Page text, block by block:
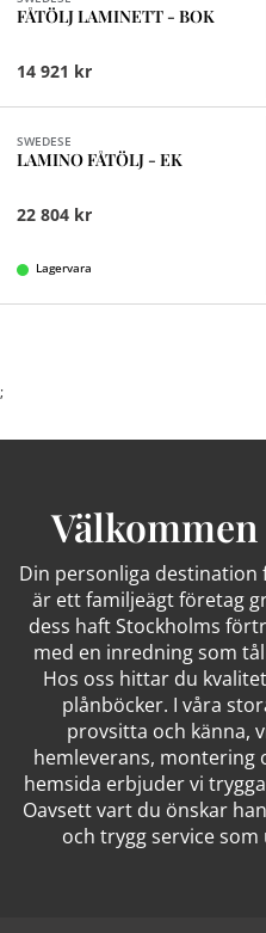
FÅTÖLJ LAMINETT - BOK
14 921 kr
SWEDESE
LAMINO FÅTÖLJ - EK
22 804 kr
Lagervara
;
Din personliga
är ett familjeägt företag
dess haft Stockholms
med en inredning som
Hos oss hittar du
plånböcker. I våra
provsitta och känna,
hemleverans, montering
hemsida erbjuder vi
Oavsett vart du önskar
och trygg service